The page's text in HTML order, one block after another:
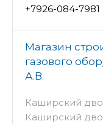
+7926-084-7981
Магазин
газового
А.В.
Каширский
Каширский